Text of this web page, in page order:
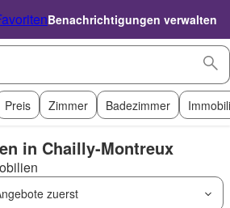
Benachrichtigungen verwalten
Preis Zimmer Badezimmer
in Chailly-Montreux
zuerst